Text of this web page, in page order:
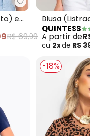
Quintess - Blusa
em
R$ 69,99
Blusa
Moletinho
QUINTESS
A partir de
ou 2xde R$
-18%